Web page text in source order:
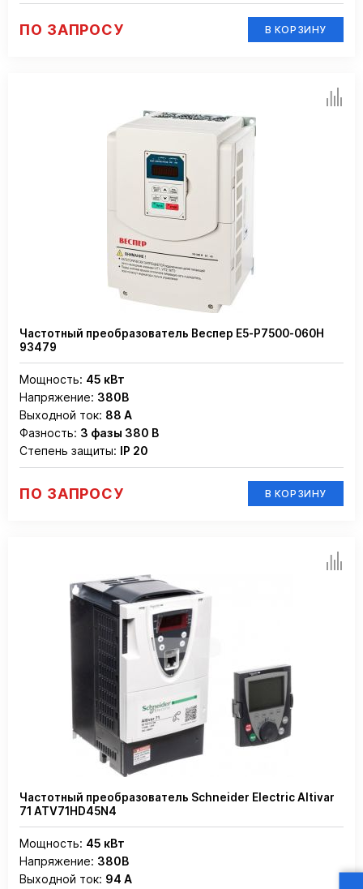
ПО ЗАПРОСУ В КОРЗИНУ
Частотный преобразователь Веспер Е5-Р7500-060Н
93479
Мощность: 45 кВт
Напряжение: 380В
Выходной ток: 88 А
Фазность: 3 фазы 380 В
Степень защиты: IP 20
ПО ЗАПРОСУ В КОРЗИНУ
Частотный преобразователь Schneider Electric Altivar
71 ATV71HD45N4
Мощность: 45 кВт
Напряжение: 380В
Выходной ток: 94 А